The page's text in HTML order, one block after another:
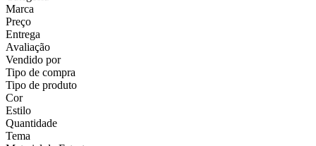
Marca
Preço
Entrega
Avaliação
Vendido por
Tipo de compra
Tipo de produto
Cor
Estilo
Quantidade
Tema